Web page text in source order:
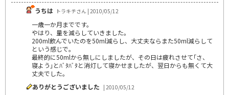
うちは トラキチさん | 2010/05/12
一歳一か月までです。
やはり、量を減らしていきました。
200ml飲んでいたのを50ml減らし、大丈夫ならまた50ml減らして
という感じで。
最終的に50mlから無しにしましたが、その日は疲れさせて｢さ、
寝よう｣とﾊﾞﾀﾊﾞﾀと消灯して寝かせましたが、翌日からも無くて大
丈夫でした。
ありがとうございました | 2010/05/12